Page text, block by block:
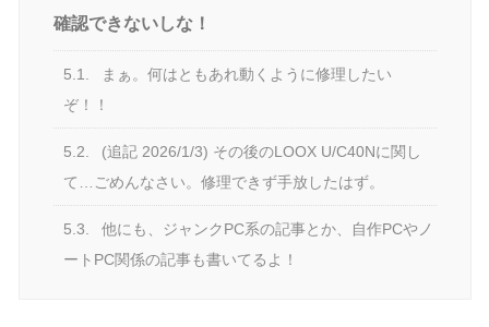
確認できないしな！
5.1.
まぁ。何はともあれ動くように修理したい
ぞ！！
5.2.
(追記 2026/1/3) その後のLOOX U/C40Nに関し
て…ごめんなさい。修理できず手放したはず。
5.3.
他にも、ジャンクPC系の記事とか、自作PCやノ
ートPC関係の記事も書いてるよ！